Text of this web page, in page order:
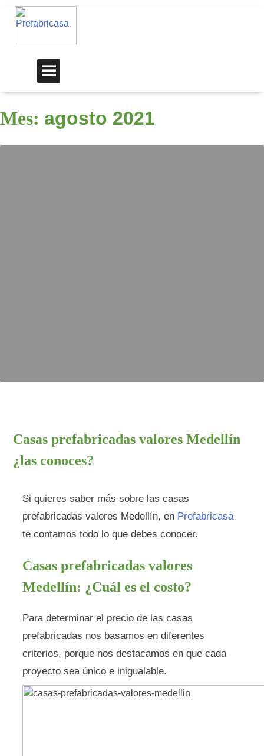
Mes: agosto 2021
Casas prefabricadas valores Medellín
¿las conoces?
Si quieres saber más sobre las casas
prefabricadas valores Medellín, en Prefabricasa
te contamos todo lo que debes conocer.
Casas prefabricadas valores
Medellín: ¿Cuál es el costo?
Para determinar el precio de las casas
prefabricadas nos basamos en diferentes
criterios, porque nos destacamos en que cada
proyecto sea único e inigualable.